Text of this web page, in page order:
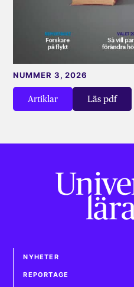
Artiklar Läs pdf
NUMMER 3, 2026
NYHETER
REPORTAGE